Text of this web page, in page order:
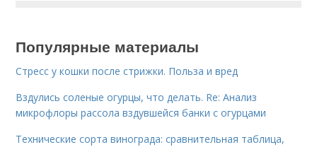
Популярные материалы
Стресс у кошки после стрижки. Польза и вред
Вздулись соленые огурцы, что делать. Re: Анализ
микрофлоры рассола вздувшейся банки с огурцами
Технические сорта винограда: сравнительная таблица,